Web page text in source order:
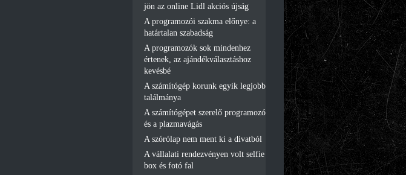
jön az online Lidl akciós újság
A programozói szakma előnye: a
határtalan szabadság
A programozók sok mindenhez
értenek, az ajándékválasztáshoz
kevésbé
A számítógép korunk egyik legjobb
találmánya
A számítógépet szerelő programozó
és a plazmavágás
A szórólap nem ment ki a divatból
A vállalati rendezvényen volt selfie
box és fotó fal